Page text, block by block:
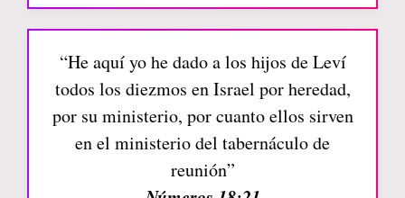
“He aquí yo he dado a los hijos de Leví
todos los diezmos en Israel por heredad,
por su ministerio, por cuanto ellos sirven
en el ministerio del tabernáculo de
reunión”